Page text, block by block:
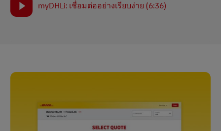
myDHLi: เชื่อมต่ออย่างเรียบง่าย (6:36)